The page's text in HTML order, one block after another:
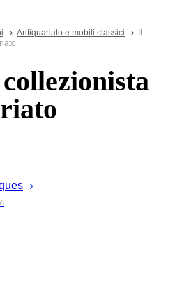
Antiquariato e mobili classici